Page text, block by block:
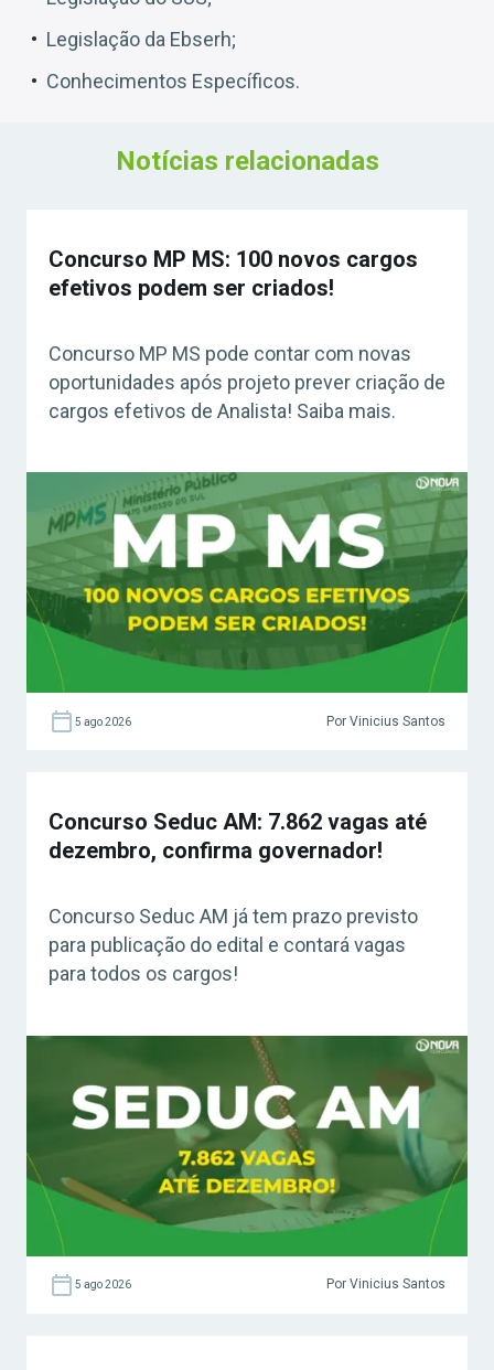
Legislação da Ebserh;
Conhecimentos Específicos.
Notícias relacionadas
Concurso MP MS: 100 novos cargos
efetivos podem ser criados!
Concurso MP MS pode contar com novas
oportunidades após projeto prever criação de
cargos efetivos de Analista! Saiba mais.
5 ago 2026 Por Vinicius Santos
Concurso Seduc AM: 7.862 vagas até
dezembro, confirma governador!
Concurso Seduc AM já tem prazo previsto
para publicação do edital e contará vagas
para todos os cargos!
5 ago 2026 Por Vinicius Santos